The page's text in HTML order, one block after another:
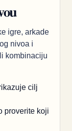
igre, arkade
nivoa i
kombinaciju
cilj
proverite koji